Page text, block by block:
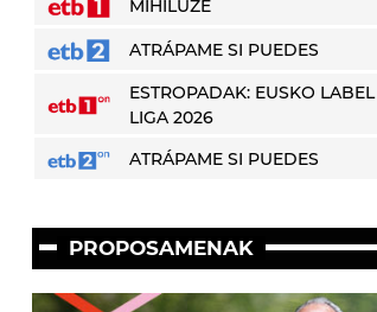
MIHILUZE
ATRÁPAME SI PUEDES
ESTROPADAK: EUSKO LABEL
LIGA 2026
ATRÁPAME SI PUEDES
PROPOSAMENAK